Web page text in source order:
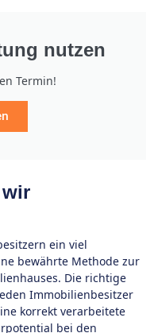
nutzen
Termin!
ein viel
bewährte Methode zur
Die richtige
Immobilienbesitzer
korrekt verarbeitete
bei den